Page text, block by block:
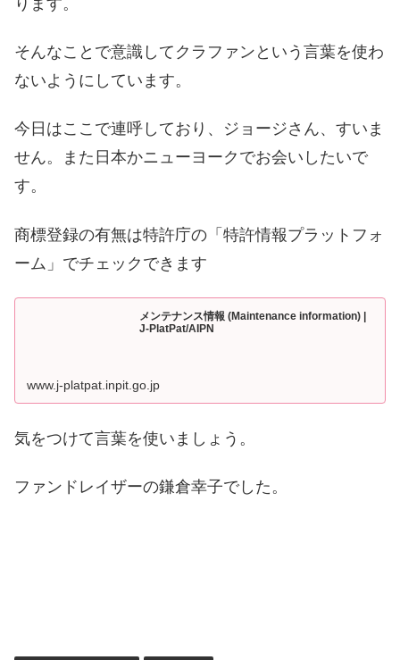
そんなことで意識してクラファンという言葉を使わ
ないようにしています。
今日はここで連呼しており、ジョージさん、すいま
せん。また日本かニューヨークでお会いしたいで
す。
商標登録の有無は特許庁の「特許情報プラットフォ
ーム」でチェックできます
メンテナンス情報 (Maintenance information) |
J-PlatPat/AIPN
www.j-platpat.inpit.go.jp
気をつけて言葉を使いましょう。
ファンドレイザーの鎌倉幸子でした。